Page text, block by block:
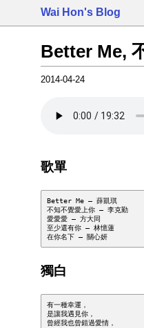
Wai Hon's Blog
Better Me,
2014-04-24
歌單
Better Me – 薛凱琪
不知不覺愛上你 – 李克勤
愛愛愛 – 方大同
至少還有你 – 林憶蓮
獨白
有一種幸運，
是讓我遇見你，
曾經我也曾錯過愛情，